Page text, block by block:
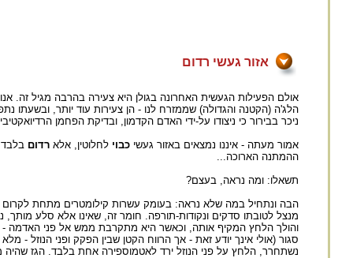
אזור געשי רדום
אולם הפעילות הגעשית האחרונה בגולן היא צעירה בהרבה מגיל זה.
הלג'ה (הקטנה והגדולה) שממזרח לנו - הן צעירות עוד יותר, ובשעתו
ניכר בבירור כי ניצודו על-ידי האדם הקדמון, ובדיקת הפחמן הרדיואקטיבי של
אמור מעתה - איננו נמצאים באזור געשי כבוי לחלוטין, אלא רדום
ההמתנה הארוכה...
תשאלו: ומה נראה, בעצם?
הבה ונתחיל במה שלא נראה: בעומק עשרות קילומטרים מתחת
מנצל לטובתו סדקים ונקודות-תורפה. חומר זה, שאינו אלא סלע מותך,
והולך הלחץ המקיף אותה, וכאשר היא מתקרבת ממש אל פני האדמה -
סגור (אולי אינך יודע זאת - אך הרווח הקטן שבין הפקק ופני הנוזל
נשתחרר, הלחץ על פני הנוזל ירד לאטמוספירה אחת בלבד. הגז שהיה